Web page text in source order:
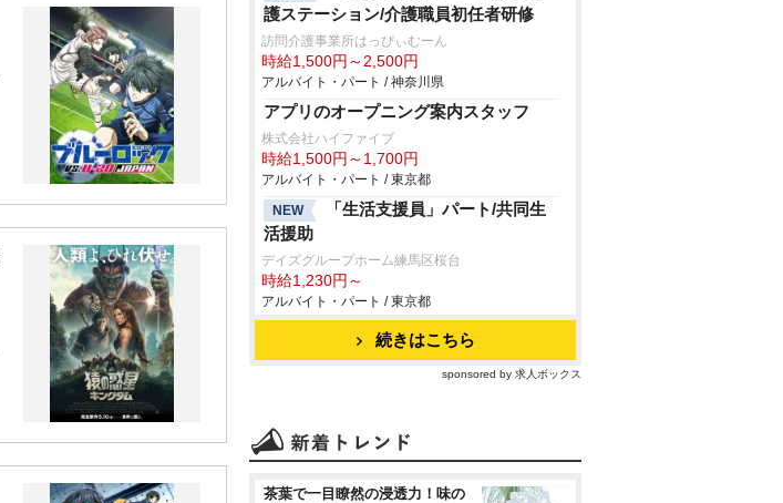
護ステーション/介護職員初任者研修
訪問介護事業所はっぴぃむーん
時給1,500円～2,500円
アルバイト・パート / 神奈川県
アプリのオープニング案内スタッフ
株式会社ハイファイブ
時給1,500円～1,700円
アルバイト・パート / 東京都
NEW
「生活支援員」パート/共同生
活援助
デイズグループホーム練馬区桜台
時給1,230円～
アルバイト・パート / 東京都
続きはこちら
sponsored by 求人ボックス
茶葉で一目瞭然の浸透力！味の